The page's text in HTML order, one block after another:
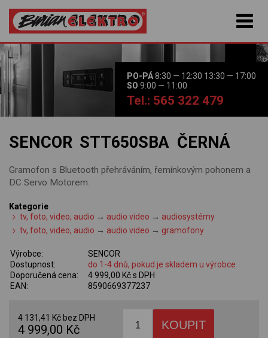
PO-PÁ8:30 — 12:30 13:30 — 17:00
SO 9:00 — 11:00
Tel.: 565 322 479
SENCOR STT650SBA ČERNÁ
Gramofon s Bluetooth přehráváním, řemínkovým pohonem a
DC Servo Motorem.
Kategorie
tv, foto, video, audio → audio video → audiosystémy
tv, foto, video, audio → audio video → gramofony
Výrobce:
SENCOR
Dostupnost:
do 1-4 dnů, pokud je skladem u výrobce
Doporučená cena:
4 999,00 Kč s DPH
EAN:
8590669377237
4 131,41 Kč bez DPH
4 999,00 Kč